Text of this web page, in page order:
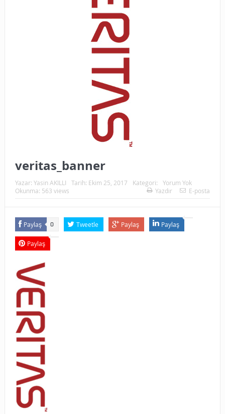
veritas_banner
Yazar: Yasin AKILLI Tarih: Ekim 25, 2017 Kategori:
Yorum Yok
Okunma: 563 views
Yazdır E-posta
Paylaş 0 Tweetle Paylaş Paylaş
Paylaş